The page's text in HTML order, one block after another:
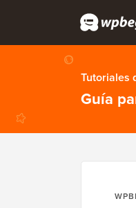
Tutoriales
Guía